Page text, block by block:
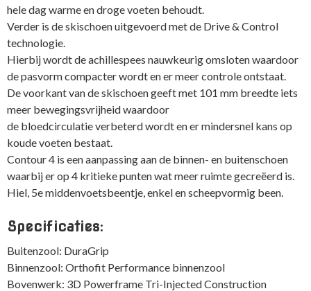
hele dag warme en droge voeten behoudt.
Verder is de skischoen uitgevoerd met de Drive & Control
technologie.
Hierbij wordt de achillespees nauwkeurig omsloten waardoor
de pasvorm compacter wordt en er meer controle ontstaat.
De voorkant van de skischoen geeft met 101 mm breedte iets
meer bewegingsvrijheid waardoor
de bloedcirculatie verbeterd wordt en er mindersnel kans op
koude voeten bestaat.
Contour 4 is een aanpassing aan de binnen- en buitenschoen
waarbij er op 4 kritieke punten wat meer ruimte gecreëerd is.
Hiel, 5e middenvoetsbeentje, enkel en scheepvormig been.
Specificaties:
Buitenzool: DuraGrip
Binnenzool: Orthofit Performance binnenzool
Bovenwerk: 3D Powerframe Tri-Injected Construction